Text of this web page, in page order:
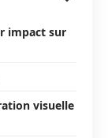
impact sur
visuelle